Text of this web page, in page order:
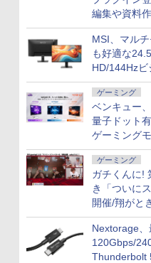
編集や資料
MSI、マル
も好適な
HD/144Hz
ゲーミング
ベンキュー
量子ドット
ゲーミング
種
ゲーミング
ガチくんに!
き「ついに
開催/翔がと
任など」
Nextorage、
120Gbps/
Thunderbolt